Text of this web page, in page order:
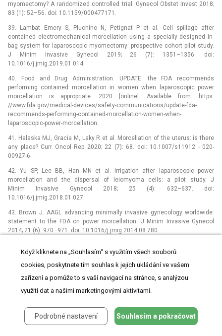
myomectomy? A randomized controlled trial. Gynecol Obstet Invest 2018;
83 (1): 52–56. doi: 10.1159/000477171.
39. Lambat Emery S, Pluchino N, Petignat P et al. Cell spillage after
contained electromechanical morcellation using a specially designed in-
bag system for laparoscopic myomectomy: prospective cohort pilot study.
J Minim Invasive Gynecol 2019; 26 (7): 1351–1356. doi:
10.1016/j.jmig.2019.01.014.
40. Food and Drug Administration. UPDATE: the FDA recommends
performing contained morcellation in women when laparoscopic power
morcellation is appropriate. 2020 [online]. Available from: https:
//www.fda.gov/medical-devices/safety-communications/update-fda-
recommends-performing-contained-morcellation-women-when-
laparoscopic-power-morcellation.
41. Halaska MJ, Gracia M, Laky R et al. Morcellation of the uterus: is there
any place? Curr Oncol Rep 2020; 22 (7): 68. doi: 10.1007/s11912 -⁠ 020-
00927-6.
42. Yu SP, Lee BB, Han MN et al. Irrigation after laparoscopic power
morcellation and the dispersal of leiomyoma cells: a pilot study. J
Minim Invasive Gynecol 2018; 25 (4): 632–637. doi:
10.1016/j.jmig.2018.01.027.
43. Brown J. AAGL advancing minimally invasive gynecology worldwide:
statement to the FDA on power morcellation. J Minim Invasive Gynecol
2014; 21 (6): 970–971. doi: 10.1016/j.jmig.2014.08.780.
laparoscopic morcellation of occult uterine sarcomas during hysterectomy
and myomectomy: literature review and the ISGE recommendations. Eur J
10.1016/j.ejogrb.2017.10.030.
Dětská gynekologie Gynekologie a porodnictví
Když kliknete na „Souhlasím“ s využitím všech souborů
cookies, poskytnete tím souhlas k jejich ukládání ve vašem
zařízení a pomůže to s vaší navigací na stránce, s analýzou
využití dat a našimi marketingovými aktivitami.
Podrobné nastavení Souhlasím a pokračovat